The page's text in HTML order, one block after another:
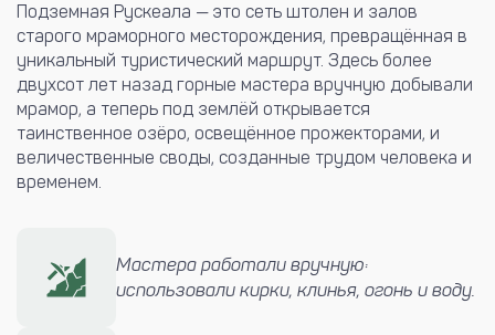
Подземная Рускеала — это сеть штолен и залов
старого мраморного месторождения, превращённая в
уникальный туристический маршрут. Здесь более
двухсот лет назад горные мастера вручную добывали
мрамор, а теперь под землёй открывается
таинственное озёро, освещённое прожекторами, и
величественные своды, созданные трудом человека и
временем.
Мастера работали вручную:
использовали кирки, клинья, огонь и воду.